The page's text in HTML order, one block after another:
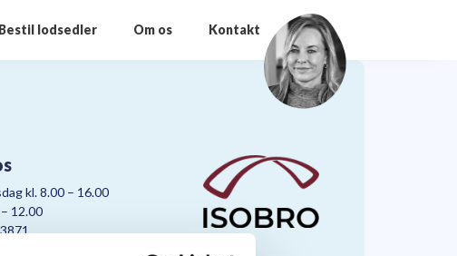
Bestil lodsedler Om os Kontakt
kl. 8.00 – 16.00
12.00